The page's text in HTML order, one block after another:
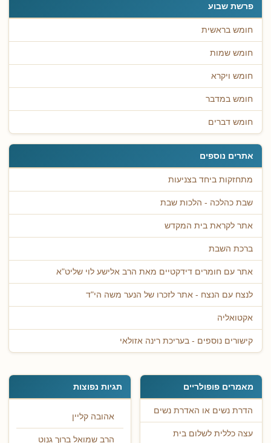
פרשת שבוע
חומש בראשית
חומש שמות
חומש ויקרא
חומש במדבר
חומש דברים
אתרים נוספים
מתחזקות ביחד בצניעות
שבת כהלכה - הלכות שבת
אתר לקראת בית המקדש
ברכת השבת
אתר עם חומרים דידקטיים מאת הרב אלישע לוי שליט"א
לנצח עם הנצח - אתר לזכרו של הנער משה הי"ד
אקטואליה
קישורים נוספים - בעריכת רינה אזולאי
מאמרים פופולריים
הדרת נשים או האדרת נשים
עצה כללית לשלום בית
תגיות נפוצות
אהובה קליין
הרב שמואל ברוך גנוט